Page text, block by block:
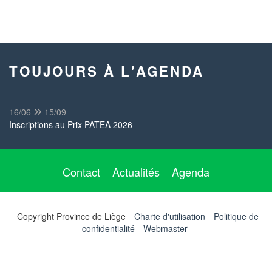
TOUJOURS À L'AGENDA
16/06
15/09
Inscriptions au Prix PATEA 2026
Contact Actualités Agenda
Copyright Province de Liège Charte d'utilisation
Politique de
confidentialité
Webmaster